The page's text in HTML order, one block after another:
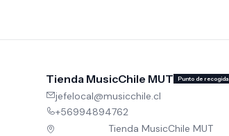
Tienda MusicChile MUT Punto de recogida
jefelocal@musicchile.cl
+56994894762
Tienda MusicChile MUT